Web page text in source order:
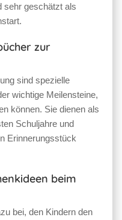
sehr geschätzt als
zur
sind spezielle
wichtige Meilensteine,
können. Sie dienen als
Schuljahre und
Erinnerungsstück
beim
bei, den Kindern den